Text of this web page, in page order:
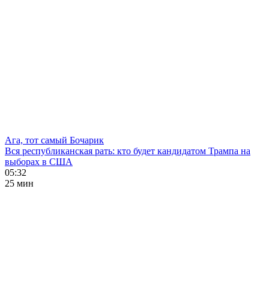
Ага, тот самый Бочарик
Вся республиканская рать: кто будет кандидатом Трампа на
выборах в США
05:32
25 мин